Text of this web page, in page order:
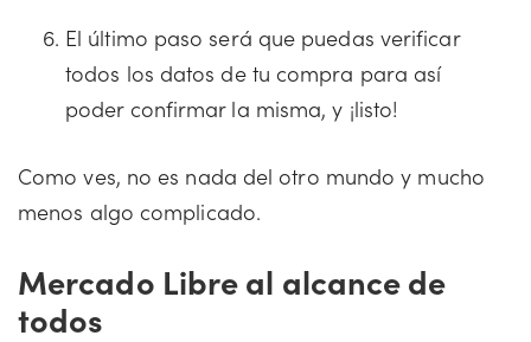
El último paso será que puedas verificar
todos los datos de tu compra para así
poder confirmar la misma, y ¡listo!
Como ves, no es nada del otro mundo y mucho
menos algo complicado.
Mercado Libre al alcance de
todos